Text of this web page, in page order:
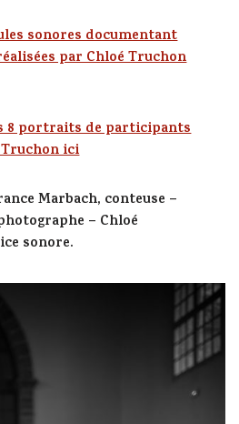
sonores documentant
par Chloé Truchon
8 portraits de participants
ici
Marbach, conteuse –
– Chloé
sonore.